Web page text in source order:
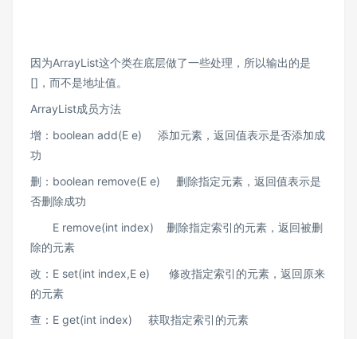
因为ArrayList这个类在底层做了一些处理，所以输出的是
[]，而不是地址值。
ArrayList成员方法
增：boolean add(E e) 添加元素，返回值表示是否添加成
功
删：boolean remove(E e) 删除指定元素，返回值表示是
否删除成功
E remove(int index) 删除指定索引的元素，返回被删
除的元素
改：E set(int index,E e) 修改指定索引的元素，返回原来
的元素
查：E get(int index) 获取指定索引的元素